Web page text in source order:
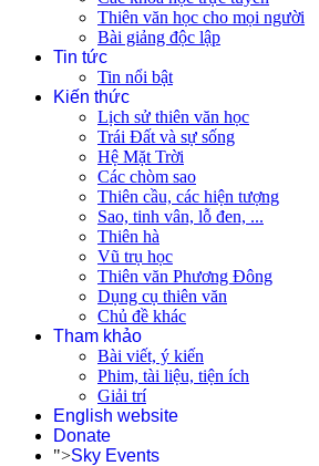
Thiên văn học cho mọi người
Bài giảng độc lập
Tin tức
Tin nổi bật
Kiến thức
Lịch sử thiên văn học
Trái Đất và sự sống
Hệ Mặt Trời
Các chòm sao
Thiên cầu, các hiện tượng
Sao, tinh vân, lỗ đen, ...
Thiên hà
Vũ trụ học
Thiên văn Phương Đông
Dụng cụ thiên văn
Chủ đề khác
Tham khảo
Bài viết, ý kiến
Phim, tài liệu, tiện ích
Giải trí
English website
Donate
">Sky Events